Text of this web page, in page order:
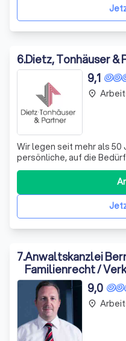
sämtliche rechtlichen
6.Dietz, Tonhäuser &
9,1
Wir legen seit mehr als 50
persönliche, auf die
zugeschnittene Beratung.
kompetente und
vertrauen.
place
7.Anwaltskanzlei
Familienrecht /
Arbeitsrecht9,0
place